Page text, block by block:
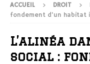
ACCUEIL DROIT
fondement d’un habitat
L’alinéa
social :